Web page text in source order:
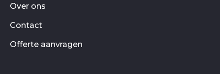
Over ons
Contact
Offerte aanvragen